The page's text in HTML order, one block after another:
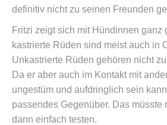
definitiv nicht zu seinen Freunden
Fritzi zeigt sich mit Hündinnen ganz
kastrierte Rüden sind meist auch in
Unkastrierte Rüden gehören nicht
Da er aber auch im Kontakt mit
ungestüm und aufdringlich sein
passendes Gegenüber. Das müsste
dann einfach testen.